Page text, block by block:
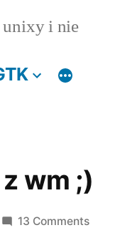
unixy i nie
wm ;)
13 Commentson